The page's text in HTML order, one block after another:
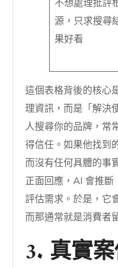
不想處理批評
源，只求搜尋
果好看
這個表格背後的核心
理資訊，而是「解決
人搜尋你的品牌，常
得信任。如果他找到
而沒有任何具體的事
正面回應，AI 會推斷
評估需求。於是，它
而那通常就是消費者
3. 真實